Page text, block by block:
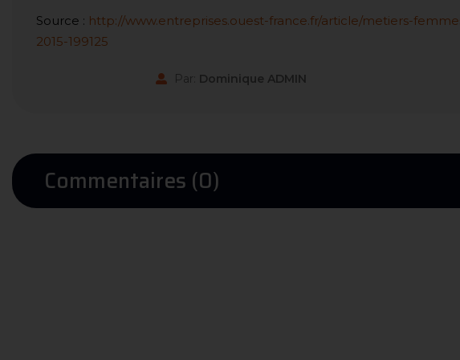
Source : http://www.entreprises.ouest-france.fr/article/metiers-
2015-199125
Par: Dominique ADMIN
Commentaires (0)